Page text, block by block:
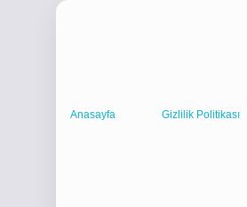
Anasayfa Gizlilik Politikası